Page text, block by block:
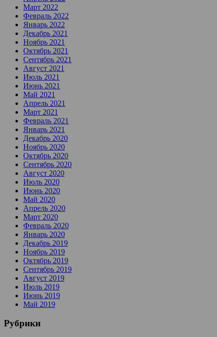
Март 2022
Февраль 2022
Январь 2022
Декабрь 2021
Ноябрь 2021
Октябрь 2021
Сентябрь 2021
Август 2021
Июль 2021
Июнь 2021
Май 2021
Апрель 2021
Март 2021
Февраль 2021
Январь 2021
Декабрь 2020
Ноябрь 2020
Октябрь 2020
Сентябрь 2020
Август 2020
Июль 2020
Июнь 2020
Май 2020
Апрель 2020
Март 2020
Февраль 2020
Январь 2020
Декабрь 2019
Ноябрь 2019
Октябрь 2019
Сентябрь 2019
Август 2019
Июль 2019
Июнь 2019
Май 2019
Рубрики